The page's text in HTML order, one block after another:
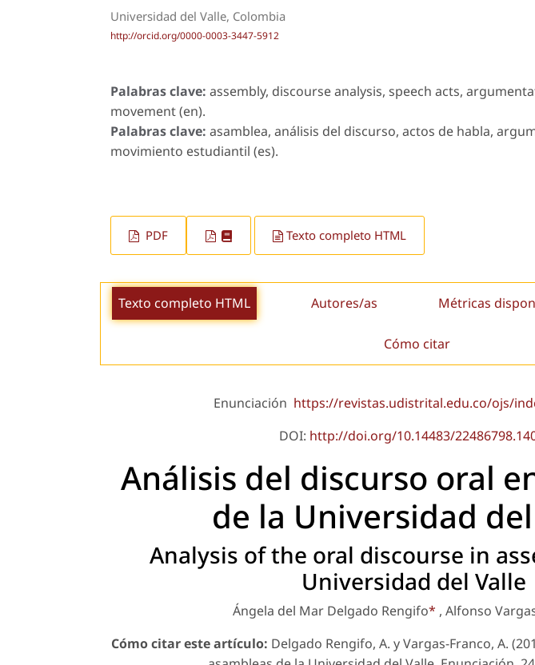
Universidad del Valle, Colombia
http://orcid.org/0000-0003-3447-5912
Palabras clave: assembly, discourse analysis, speech acts,
movement (en).
Palabras clave: asamblea, análisis del discurso, actos de habla,
movimiento estudiantil (es).
PDF Texto completo HTML
Texto completo HTML Autores/as Métricas
Cómo citar
Enunciación https://revistas.udistrital.edu.co/ojs/
DOI: http://doi.org/10.14483/
Análisis del discurso oral
de la Universidad
Analysis of the oral discourse in
Universidad del Valle
Ángela del Mar Delgado Rengifo* , Alfonso
Cómo citar este artículo: Delgado Rengifo, A. y Vargas-Franco, A.